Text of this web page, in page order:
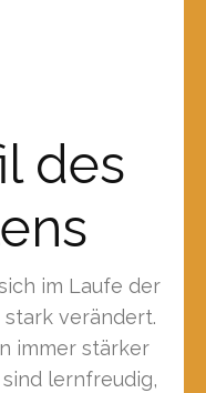
des
im Laufe der
verändert.
immer stärker
lernfreudig,